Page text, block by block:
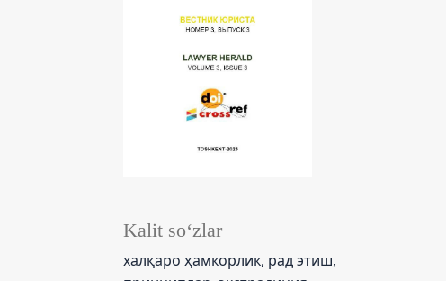
Kalit so‘zlar
халқаро ҳамкорлик, рад этиш,